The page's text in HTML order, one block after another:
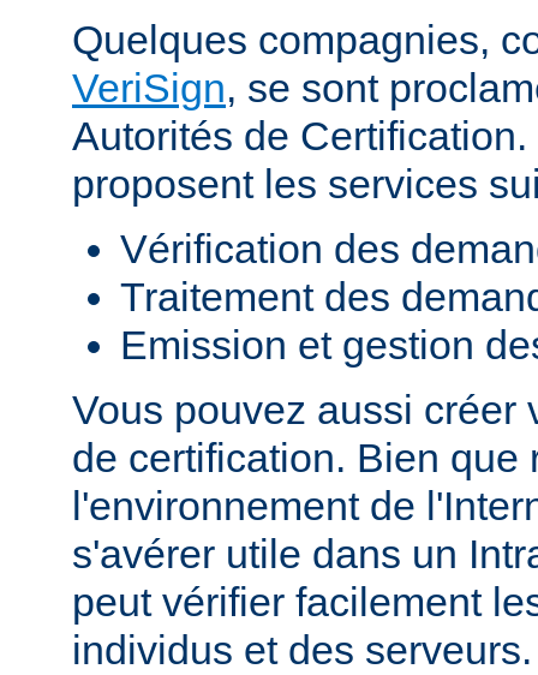
Quelques compagnies,
VeriSign, se sont
Autorités de
proposent les services
Vérification des
Traitement des
Emission et gestion
Vous pouvez aussi créer
de certification. Bien que
l'environnement de
s'avérer utile dans un
peut vérifier facilement
individus et des serveurs.